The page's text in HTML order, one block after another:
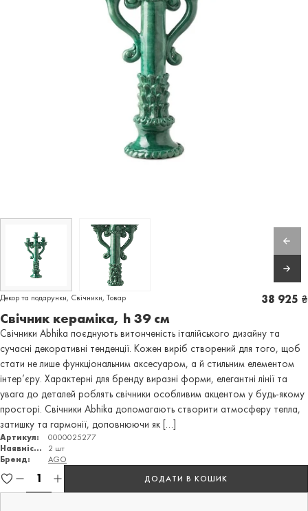
Декор та подарунки, Свічники, Товар
Свічник кераміка, h 39 см
38 925 ₴
Свічники Abhika поєднують витонченість італійського дизайну та
сучасні декоративні тенденції. Кожен виріб створений для того, щоб
стати не лише функціональним аксесуаром, а й стильним елементом
інтер’єру. Характерні для бренду виразні форми, елегантні лінії та
увага до деталей роблять свічники особливим акцентом у будь-якому
просторі. Свічники Abhika допомагають створити атмосферу тепла,
затишку та гармонії, доповнюючи як […]
Артикул:
0000025277
Наявність:
2 шт
Бренд:
AGO
ДОДАТИ В КОШИК